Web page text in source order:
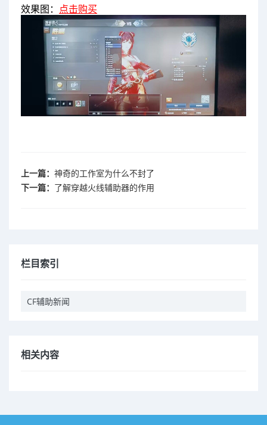
效果图： 点击购买
上一篇： 神奇的工作室为什么不封了
下一篇： 了解穿越火线辅助器的作用
栏目索引
CF辅助新闻
相关内容